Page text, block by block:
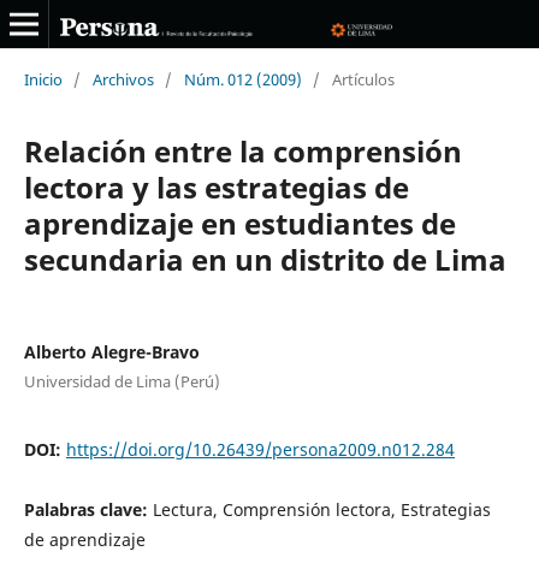
Inicio / Archivos / Núm. 012 (2009) / Artículos
Relación entre la comprensión
lectora y las estrategias de
aprendizaje en estudiantes de
secundaria en un distrito de Lima
Alberto Alegre-Bravo
Universidad de Lima (Perú)
DOI: https://doi.org/10.26439/persona2009.n012.284
Palabras clave: Lectura, Comprensión lectora, Estrategias
de aprendizaje